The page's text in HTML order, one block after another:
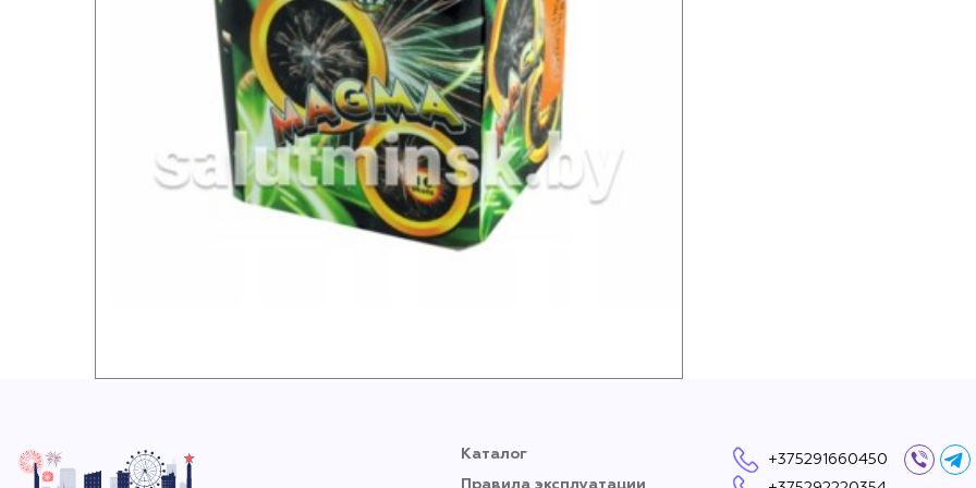
Каталог +375291660450